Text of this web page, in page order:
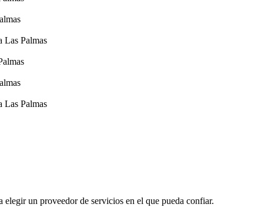
Las Palmas
Las Palmas
un proveedor de servicios en el que pueda confiar.